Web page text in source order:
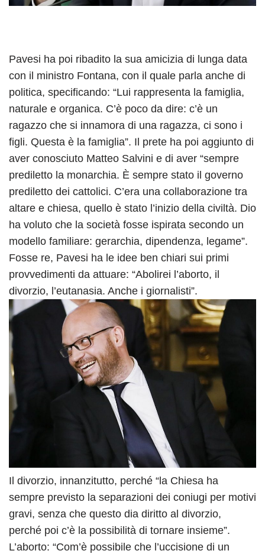
Pavesi ha poi ribadito la sua amicizia di lunga data
con il ministro Fontana, con il quale parla anche di
politica, specificando: “Lui rappresenta la famiglia,
naturale e organica. C’è poco da dire: c’è un
ragazzo che si innamora di una ragazza, ci sono i
figli. Questa è la famiglia”. Il prete ha poi aggiunto di
aver conosciuto Matteo Salvini e di aver “sempre
prediletto la monarchia. È sempre stato il governo
prediletto dei cattolici. C’era una collaborazione tra
altare e chiesa, quello è stato l’inizio della civiltà. Dio
ha voluto che la società fosse ispirata secondo un
modello familiare: gerarchia, dipendenza, legame”.
Fosse re, Pavesi ha le idee ben chiari sui primi
provvedimenti da attuare: “Abolirei l’aborto, il
divorzio, l’eutanasia. Anche i giornalisti”.
Il divorzio, innanzitutto, perché “la Chiesa ha
sempre previsto la separazioni dei coniugi per motivi
gravi, senza che questo dia diritto al divorzio,
perché poi c’è la possibilità di tornare insieme”.
L’aborto: “Com’è possibile che l’uccisione di un